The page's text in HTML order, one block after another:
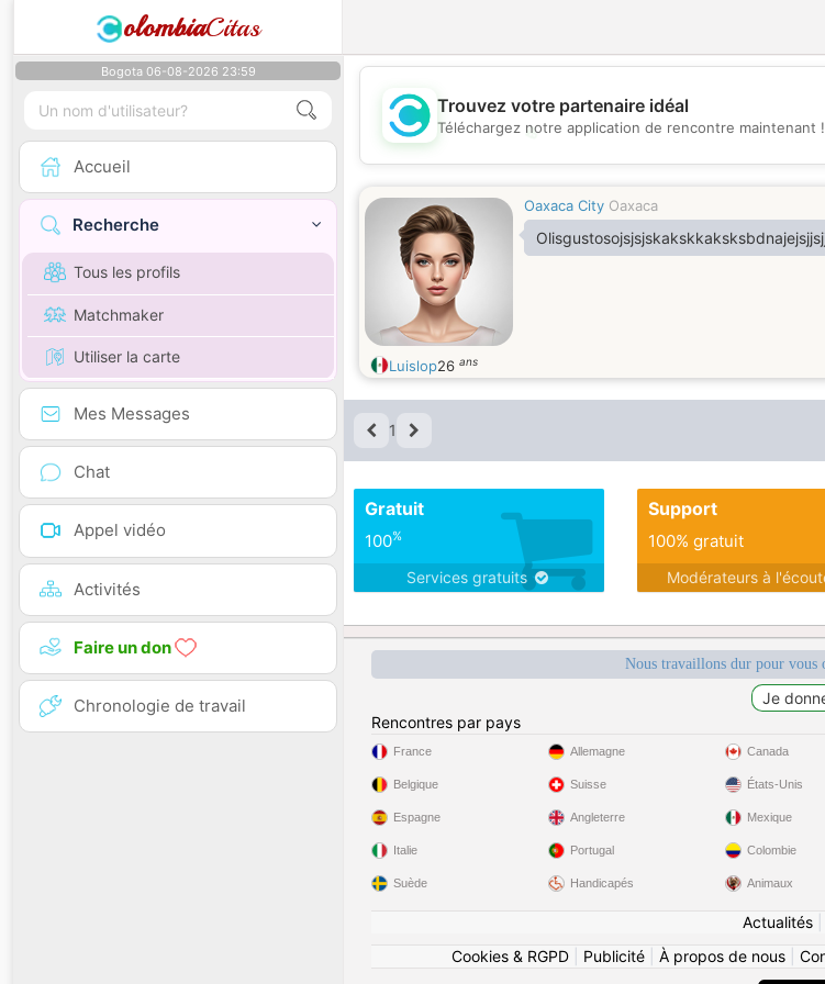
olombiaCitas
Bogota 06-08-2026 23:59
Accueil
Recherche
Tous les profils
Matchmaker
Utiliser la carte
Mes Messages
Chat
Appel vidéo
Activités
Faire un don
Chronologie de travail
💖
Trouvez votre partenaire idéal
Téléchargez notre application de rencontre maintenant !
Oaxaca City Oaxaca
Luislop26 ans
1
Gratuit
100%
Services gratuits
Support
100% gratuit
Modérateurs à
Nous travaillons dur pour
Rencontres par pays
France
Belgique
Espagne
Italie
Suède
Allemagne
Suisse
Angleterre
Portugal
Handicapés
Canada
États-Unis
Mexique
Colombie
Animaux
Actualités|
Cookies & RGPD| Publicité| À propos de nous|